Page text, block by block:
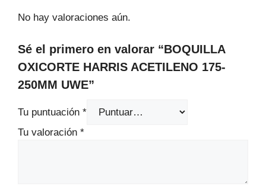
No hay valoraciones aún.
Sé el primero en valorar “BOQUILLA
OXICORTE HARRIS ACETILENO 175-
250MM UWE”
Tu puntuación *
Tu valoración *